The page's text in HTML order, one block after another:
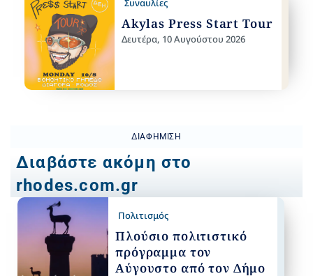
Συναυλίες
Akylas Press Start Tour
Δευτέρα, 10 Αυγούστου 2026
ΔΙΑΦΉΜΙΣΗ
Διαβάστε ακόμη στο
rhodes.com.gr
Πολιτισμός
Πλούσιο πολιτιστικό
πρόγραμμα τον
Αύγουστο από τον Δήμο